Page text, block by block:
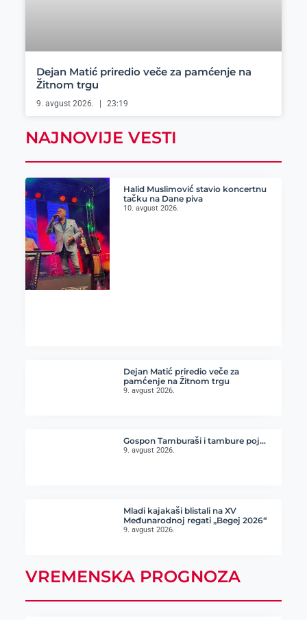
Dejan Matić priredio veče za pamćenje na
Žitnom trgu
9. avgust 2026. 23:19
NAJNOVIJE VESTI
Halid Muslimović stavio koncertnu
tačku na Dane piva
10. avgust 2026.
Dejan Matić priredio veče za
pamćenje na Žitnom trgu
9. avgust 2026.
Gospon Tamburaši i tambure poj…
9. avgust 2026.
Mladi kajakaši blistali na XV
Međunarodnoj regati „Begej 2026“
9. avgust 2026.
VREMENSKA PROGNOZA